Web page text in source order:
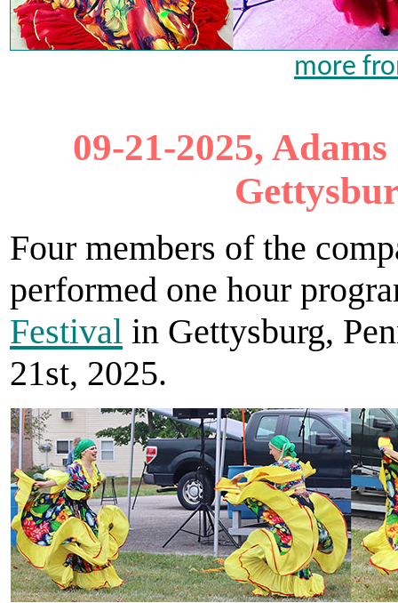
more
09-21-2025,
Four members of the
performed one hour
Festival in Gettysburg,
21st, 2025.